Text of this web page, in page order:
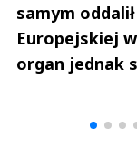
samym
Europejskiej
organ jednak